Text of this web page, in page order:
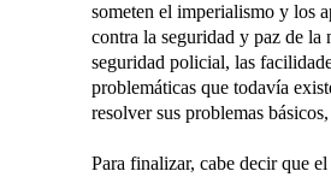
someten el imperialismo y los
contra la seguridad y paz de la
seguridad policial, las
problemáticas que todavía
resolver sus problemas
Para finalizar, cabe decir que